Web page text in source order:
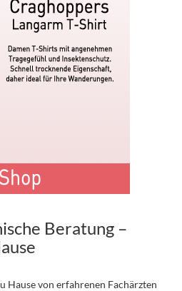
Beratung –
Hause von erfahrenen Fachärzten